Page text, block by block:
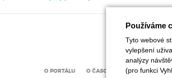
O PORTÁLU O ČASOPISU INZERCE
Používáme
Tyto webové
vylepšení
analýzy
(pro funkci